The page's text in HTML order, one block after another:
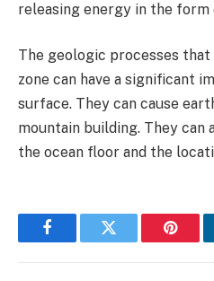
releasing energy in the form
The geologic processes
zone can have a significant
surface. They can cause
mountain building. They can
the ocean floor and the
FacebookTwitter